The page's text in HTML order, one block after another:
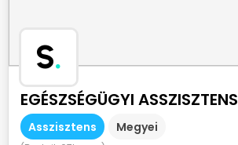
S.
EGÉSZSÉGÜGYI ASSZISZTENS
Asszisztens Megyei